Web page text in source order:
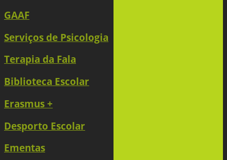
GAAF
Serviços de Psicologia
Terapia da Fala
Biblioteca Escolar
Erasmus +
Desporto Escolar
Ementas